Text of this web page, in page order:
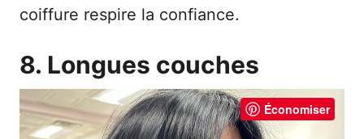
coiffure respire la confiance.
8. Longues couches
Économiser